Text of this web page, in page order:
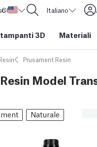
Stati Uniti d'America
CORE One L: Ora disponibile! Italiano
3D Materiali
Prusament Resin
Model
Naturale